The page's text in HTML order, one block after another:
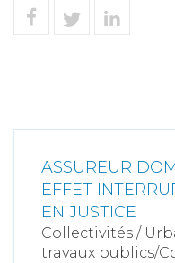
ASSUREUR
EFFET
EN JUSTICE
Collectivités /
travaux publics/